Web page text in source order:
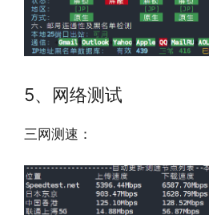
5、网络测试
三网测速：